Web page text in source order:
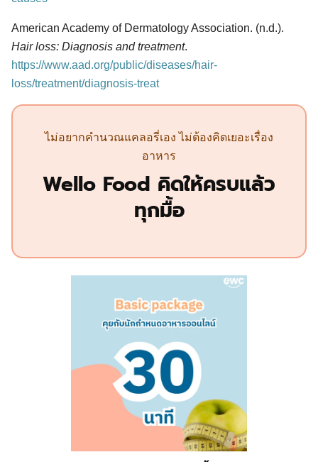
American Academy of Dermatology Association. (n.d.).
Hair loss: Diagnosis and treatment.
https://www.aad.org/public/diseases/hair-
loss/treatment/diagnosis-treat
ไม่อยากคำนวณแคลอรี่เอง ไม่ต้องคิดเยอะเรื่อง
อาหาร
Wello Food คิดให้ครบแล้ว
ทุกมื้อ